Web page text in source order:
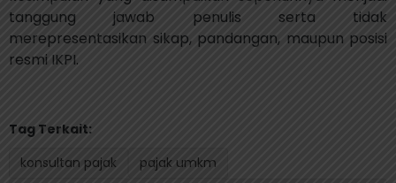
tanggung jawab penulis serta tidak
merepresentasikan sikap, pandangan, maupun posisi
resmi IKPI.
Tag Terkait:
konsultan pajak
pajak umkm